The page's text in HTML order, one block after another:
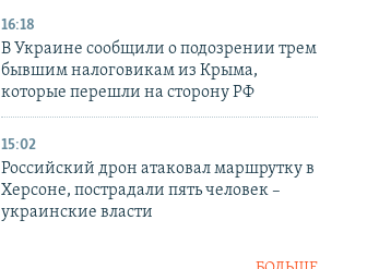
16:18
В Украине сообщили о подозрении трем
бывшим налоговикам из Крыма,
которые перешли на сторону РФ
15:02
Российский дрон атаковал маршрутку в
Херсоне, пострадали пять человек –
украинские власти